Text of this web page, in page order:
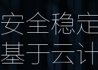
安全稳
基于云